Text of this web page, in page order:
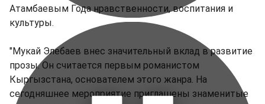
Атамбаевым Года нравственности, воспитания и
культуры.
"Мукай Элебаев внес значительный вклад в развитие
прозы. Он считается первым романистом
Кыргызстана, основателем этого жанра. На
сегодняшнее мероприятие приглашены знаменитые